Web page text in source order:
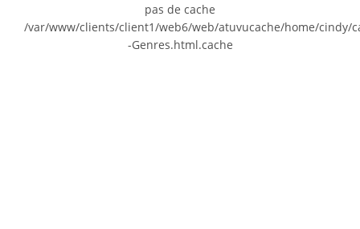
pas de cache
/var/www/clients/client1/web6/web/atuvucache/home/cindy/
-Genres.html.cache